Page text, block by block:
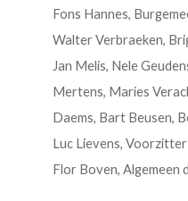
Fons Hannes,
Walter Verbraeken,
Jan Melis, Nele
Mertens, Maries
Daems, Bart Beusen,
Luc Lievens, Voorzitter
Flor Boven, Algemeen